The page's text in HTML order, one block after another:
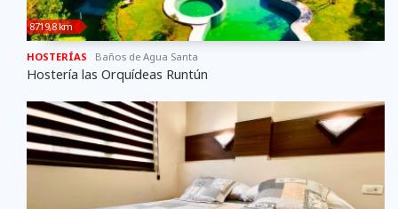
8719,8 km
HOSTERÍAS Baños de Agua Santa
Hostería las Orquídeas Runtún